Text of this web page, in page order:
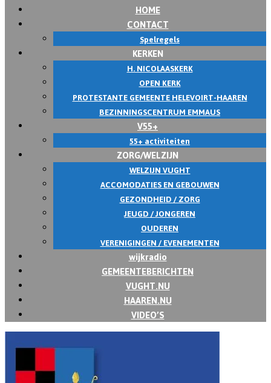
HOME
CONTACT
Spelregels
KERKEN
H. NICOLAASKERK
OPEN KERK
PROTESTANTE GEMEENTE HELEVOIRT-HAAREN
BEZINNINGSCENTRUM EMMAUS
V55+
55+ activiteiten
ZORG/WELZIJN
WELZIJN VUGHT
ACCOMODATIES EN GEBOUWEN
GEZONDHEID / ZORG
JEUGD / JONGEREN
OUDEREN
VERENIGINGEN / EVENEMENTEN
wijkradio
GEMEENTEBERICHTEN
VUGHT.NU
HAAREN.NU
VIDEO’S